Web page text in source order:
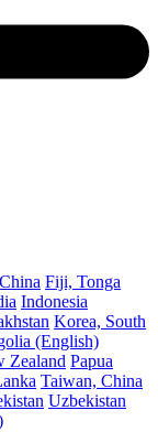
China Fiji, Tonga
Indonesia
Korea, South
(English)
Zealand Papua
Taiwan, China
Uzbekistan